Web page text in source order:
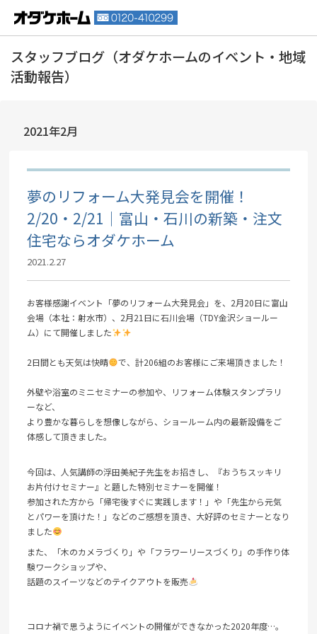
2021年2月
夢のリフォーム大発見会を開催！
2/20・2/21｜富山・石川の新築・注文
住宅ならオダケホーム
2021.2.27
お客様感謝イベント「夢のリフォーム大発見会」を、2月20日に富山
会場（本社：射水市）、2月21日に石川会場（TDY金沢ショールー
ム）にて開催しました
2日間とも天気は快晴 で、計206組のお客様にご来場頂きました！
外壁や浴室のミニセミナーの参加や、リフォーム体験スタンプラリ
ーなど、
より豊かな暮らしを想像しながら、ショールーム内の最新設備をご
体感して頂きました。
今回は、人気講師の浮田美紀子先生をお招きし、『おうちスッキリ
お片付けセミナー』と題した特別セミナーを開催！
参加された方から「帰宅後すぐに実践します！」や「先生から元気
とパワーを頂けた！」などのご感想を頂き、大好評のセミナーとなり
ました
また、「木のカメラづくり」や「フラワーリースづくり」の手作り体
験ワークショップや、
話題のスイーツなどのテイクアウトを販売
コロナ禍で思うようにイベントの開催ができなかった2020年度…。